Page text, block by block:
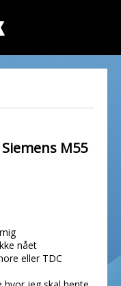
M55
nået
eller TDC